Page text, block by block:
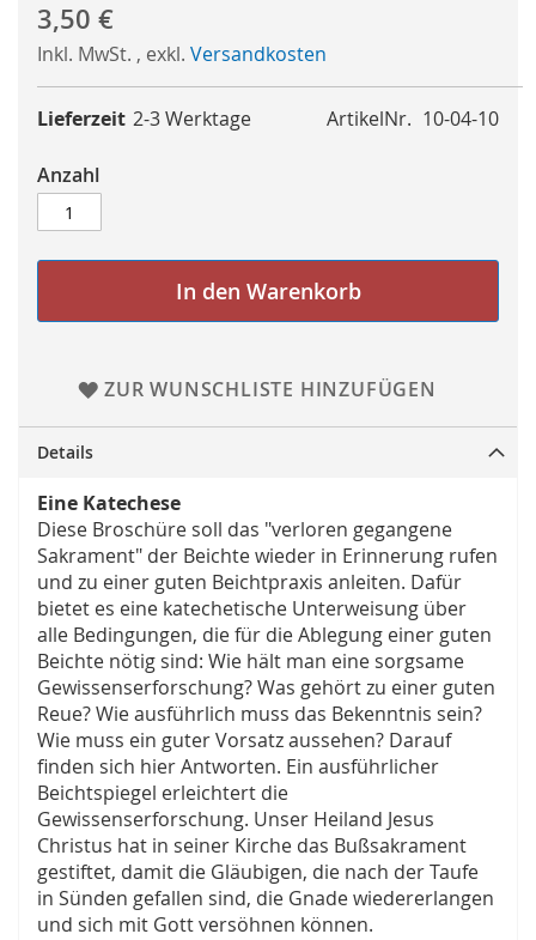
3,50 €
Inkl. MwSt. , exkl. Versandkosten
ArtikelNr. 10-04-10
Lieferzeit 2-3 Werktage
Anzahl
In den Warenkorb
ZUR WUNSCHLISTE HINZUFÜGEN
Details
Eine Katechese
Diese Broschüre soll das "verloren gegangene
Sakrament" der Beichte wieder in Erinnerung rufen
und zu einer guten Beichtpraxis anleiten. Dafür
bietet es eine katechetische Unterweisung über
alle Bedingungen, die für die Ablegung einer guten
Beichte nötig sind: Wie hält man eine sorgsame
Gewissenserforschung? Was gehört zu einer guten
Reue? Wie ausführlich muss das Bekenntnis sein?
Wie muss ein guter Vorsatz aussehen? Darauf
finden sich hier Antworten. Ein ausführlicher
Beichtspiegel erleichtert die
Gewissenserforschung. Unser Heiland Jesus
Christus hat in seiner Kirche das Bußsakrament
gestiftet, damit die Gläubigen, die nach der Taufe
in Sünden gefallen sind, die Gnade wiedererlangen
und sich mit Gott versöhnen können.